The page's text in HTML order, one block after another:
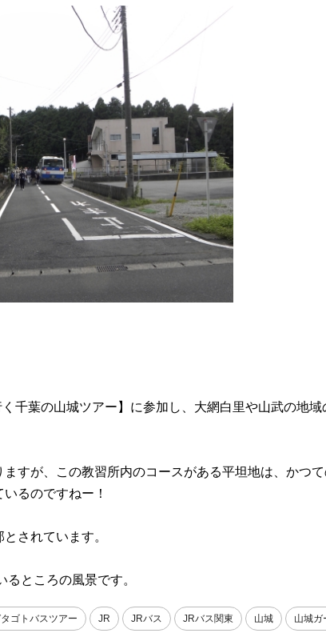
千葉の山城ツアー】に参加し、大網白里や山武の地域
すが、この教習所内のコースがある平坦地は、かつ
るのですねー！
されています。
ところの風景です。
タゴトバスツアー JR JRバス JRバス関東 山城 山城ガ